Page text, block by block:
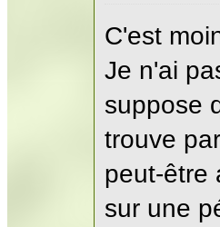
C'est
Je n'ai
suppose
trouve
peut-être
sur une